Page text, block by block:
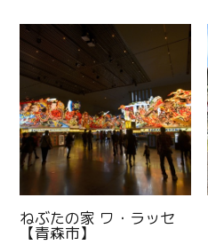
ねぶたの家 ワ・ラッセ
【青森市】